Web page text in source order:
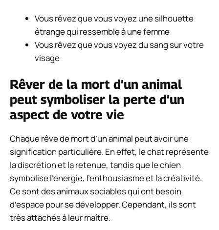
Vous rêvez que vous voyez une silhouette
étrange qui ressemble à une femme
Vous rêvez que vous voyez du sang sur votre
visage
Rêver de la mort d’un animal
peut symboliser la perte d’un
aspect de votre vie
Chaque rêve de mort d’un animal peut avoir une
signification particulière. En effet, le chat représente
la discrétion et la retenue, tandis que le chien
symbolise l’énergie, l’enthousiasme et la créativité.
Ce sont des animaux sociables qui ont besoin
d’espace pour se développer. Cependant, ils sont
très attachés à leur maître.